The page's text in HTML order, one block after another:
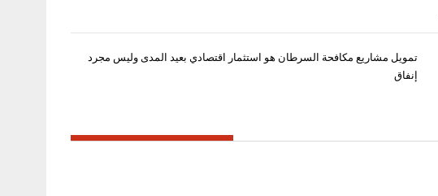
تمويل مشاريع مكافحة السرطان هو استثمار اقتصادي بعيد المدى وليس مجرد
إنفاق